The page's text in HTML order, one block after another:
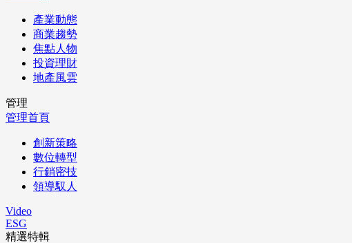
產業動態
商業趨勢
焦點人物
投資理財
地產風雲
管理
管理首頁
創新策略
數位轉型
行銷密技
領導馭人
Video
ESG
精選特輯